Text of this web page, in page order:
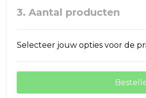
3. Aantal producten
Selecteer jouw opties voor de